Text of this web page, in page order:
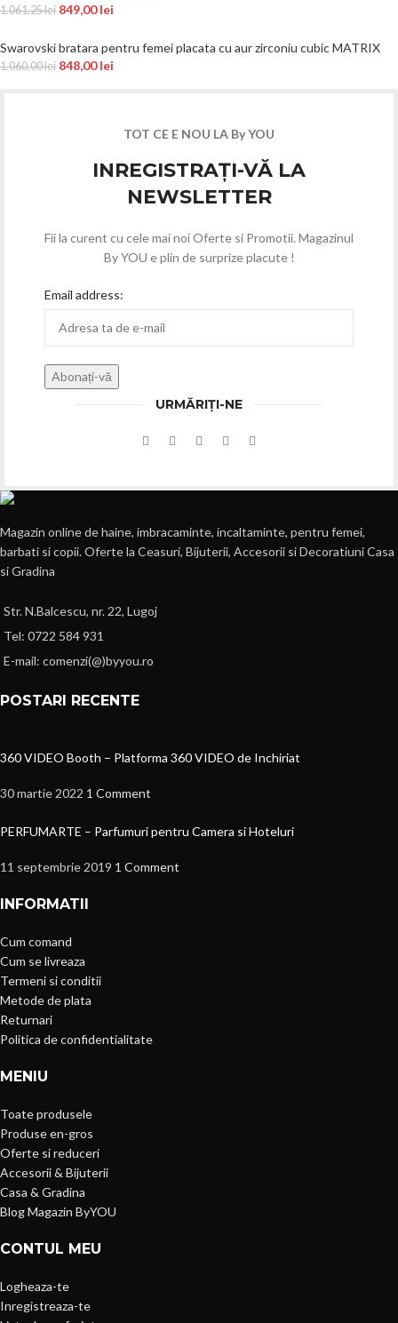
1.061,25lei 849,00lei
Swarovski bratara pentru femei placata cu aur zirconiu cubic MATRIX
1.060,00lei 848,00lei
TOT CE E NOU LA By YOU
INREGISTRAȚI-VĂ LA
NEWSLETTER
Fii la curent cu cele mai noi Oferte si Promotii. Magazinul
By YOU e plin de surprize placute !
Email address:
URMĂRIȚI-NE
Magazin online de haine, imbracaminte, incaltaminte, pentru femei,
barbati si copii. Oferte la Ceasuri, Bijuterii, Accesorii si Decoratiuni Casa
si Gradina
Str. N.Balcescu, nr. 22, Lugoj
Tel: 0722 584 931
E-mail: comenzi(@)byyou.ro
POSTARI RECENTE
360 VIDEO Booth – Platforma 360 VIDEO de Inchiriat
30 martie 2022 1 Comment
PERFUMARTE – Parfumuri pentru Camera si Hoteluri
11 septembrie 2019 1 Comment
INFORMATII
Cum comand
Cum se livreaza
Termeni si conditii
Metode de plata
Returnari
Politica de confidentialitate
MENIU
Toate produsele
Produse en-gros
Oferte si reduceri
Accesorii & Bijuterii
Casa & Gradina
Blog Magazin ByYOU
CONTUL MEU
Logheaza-te
Inregistreaza-te